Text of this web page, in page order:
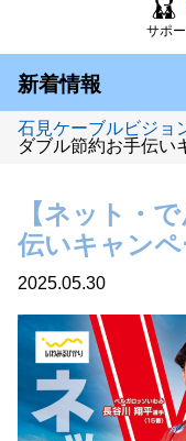
サポ
新着情報
石見ケーブルビジョ
ダブル節約お手伝い
【ネット・
伝いキャン
2025.05.30